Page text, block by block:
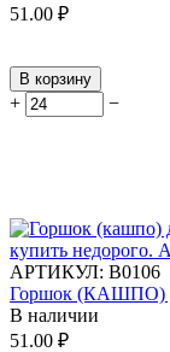
51.00 ₽
В корзину
+ −
АРТИКУЛ: В0106
Горшок (КАШПО)
В наличии
51.00 ₽